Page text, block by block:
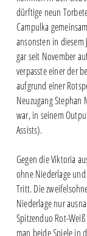
dürftige neun
Campulka
ansonsten in diesem
gar seit November
verpasste einer der
aufgrund einer
Neuzugang Stephan
war, in seinem
Assists).
Gegen die Viktoria
ohne Niederlage
Tritt. Die
Niederlage nur
Spitzenduo Rot-
man beide Spiele in